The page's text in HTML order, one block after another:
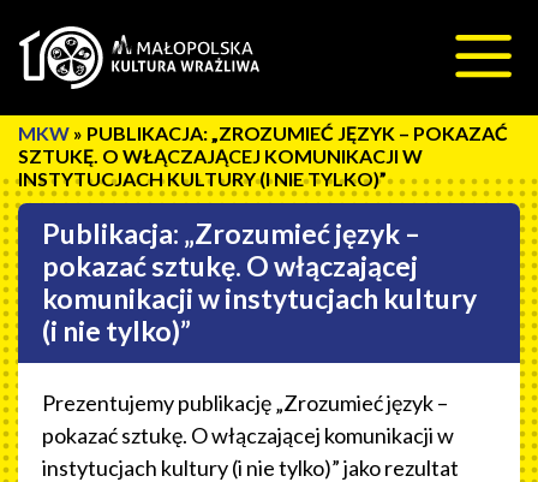
» PUBLIKACJA: „ZROZUMIEĆ JĘZYK – POKAZAĆ
SZTUKĘ. O WŁĄCZAJĄCEJ KOMUNIKACJI W
INSTYTUCJACH KULTURY (I NIE TYLKO)”
Publikacja: „Zrozumieć język –
pokazać sztukę. O włączającej
komunikacji w instytucjach kultury
(i nie tylko)”
Prezentujemy publikację „Zrozumieć język –
pokazać sztukę. O włączającej komunikacji w
instytucjach kultury (i nie tylko)” jako rezultat